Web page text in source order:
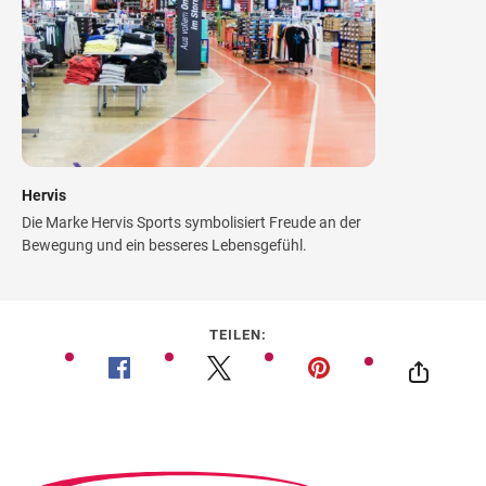
Hervis
Die Marke Hervis Sports symbolisiert Freude an der
Bewegung und ein besseres Lebensgefühl.
TEILEN: